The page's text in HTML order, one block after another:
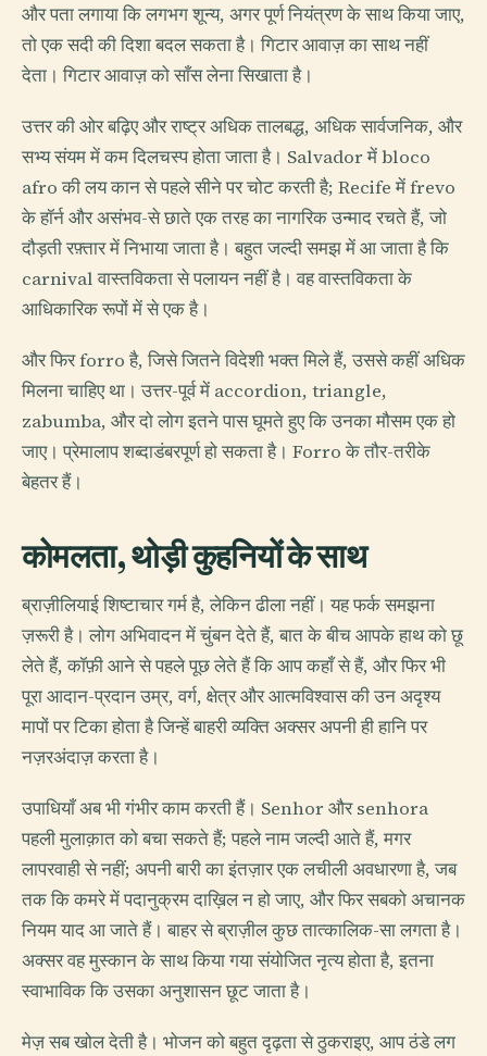
और पता लगाया कि लगभग शून्य, अगर पूर्ण नियंत्रण के साथ किया जाए,
तो एक सदी की दिशा बदल सकता है। गिटार आवाज़ का साथ नहीं
देता। गिटार आवाज़ को साँस लेना सिखाता है।
उत्तर की ओर बढ़िए और राष्ट्र अधिक तालबद्ध, अधिक सार्वजनिक, और
सभ्य संयम में कम दिलचस्प होता जाता है। Salvador में bloco
afro की लय कान से पहले सीने पर चोट करती है; Recife में frevo
के हॉर्न और असंभव-से छाते एक तरह का नागरिक उन्माद रचते हैं, जो
दौड़ती रफ़्तार में निभाया जाता है। बहुत जल्दी समझ में आ जाता है कि
carnival वास्तविकता से पलायन नहीं है। वह वास्तविकता के
आधिकारिक रूपों में से एक है।
और फिर forro है, जिसे जितने विदेशी भक्त मिले हैं, उससे कहीं अधिक
मिलना चाहिए था। उत्तर-पूर्व में accordion, triangle,
zabumba, और दो लोग इतने पास घूमते हुए कि उनका मौसम एक हो
जाए। प्रेमालाप शब्दाडंबरपूर्ण हो सकता है। Forro के तौर-तरीके
बेहतर हैं।
कोमलता, थोड़ी कुहनियों के साथ
ब्राज़ीलियाई शिष्टाचार गर्म है, लेकिन ढीला नहीं। यह फर्क समझना
ज़रूरी है। लोग अभिवादन में चुंबन देते हैं, बात के बीच आपके हाथ को छू
लेते हैं, कॉफ़ी आने से पहले पूछ लेते हैं कि आप कहाँ से हैं, और फिर भी
पूरा आदान-प्रदान उम्र, वर्ग, क्षेत्र और आत्मविश्वास की उन अदृश्य
मापों पर टिका होता है जिन्हें बाहरी व्यक्ति अक्सर अपनी ही हानि पर
नज़रअंदाज़ करता है।
उपाधियाँ अब भी गंभीर काम करती हैं। Senhor और senhora
पहली मुलाक़ात को बचा सकते हैं; पहले नाम जल्दी आते हैं, मगर
लापरवाही से नहीं; अपनी बारी का इंतज़ार एक लचीली अवधारणा है, जब
तक कि कमरे में पदानुक्रम दाख़िल न हो जाए, और फिर सबको अचानक
नियम याद आ जाते हैं। बाहर से ब्राज़ील कुछ तात्कालिक-सा लगता है।
अक्सर वह मुस्कान के साथ किया गया संयोजित नृत्य होता है, इतना
स्वाभाविक कि उसका अनुशासन छूट जाता है।
मेज़ सब खोल देती है। भोजन को बहुत दृढ़ता से ठुकराइए, आप ठंडे लग